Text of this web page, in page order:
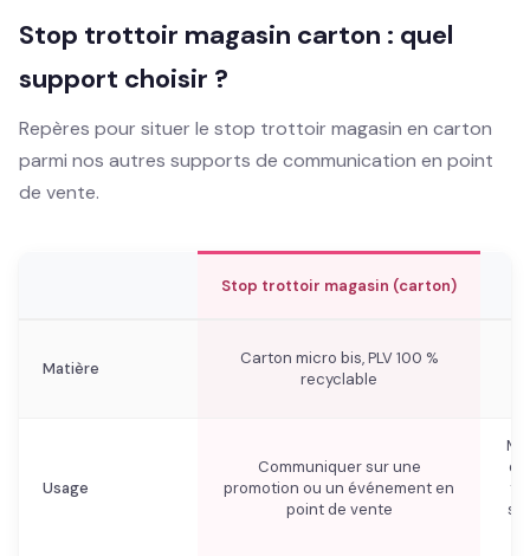
Stop trottoir magasin carton : quel
support choisir ?
Repères pour situer le stop trottoir magasin en carton
parmi nos autres supports de communication en point
de vente.
Stop trottoir magasin (carton)
Matière
Carton micro bis, PLV 100 %
recyclable
Usage
Communiquer sur une
promotion ou un événement en
point de vente